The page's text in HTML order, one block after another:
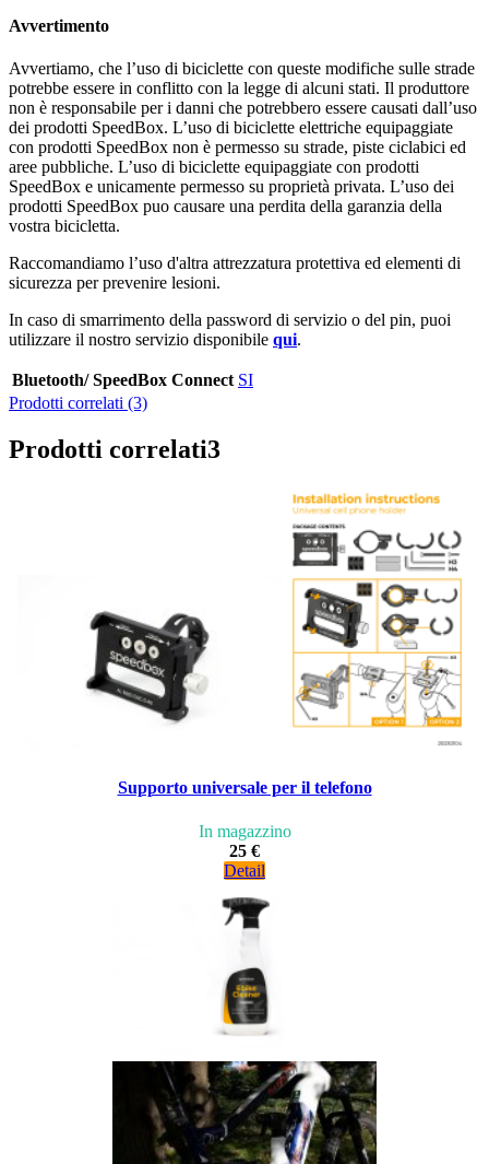
Avvertimento
Avvertiamo, che l’uso di biciclette con queste modifiche sulle strade
potrebbe essere in conflitto con la legge di alcuni stati. Il produttore
non è responsabile per i danni che potrebbero essere causati dall’uso
dei prodotti SpeedBox. L’uso di biciclette elettriche equipaggiate
con prodotti SpeedBox non è permesso su strade, piste ciclabici ed
aree pubbliche. L’uso di biciclette equipaggiate con prodotti
SpeedBox e unicamente permesso su proprietà privata. L’uso dei
prodotti SpeedBox puo causare una perdita della garanzia della
vostra bicicletta.
Raccomandiamo l’uso d'altra attrezzatura protettiva ed elementi di
sicurezza per prevenire lesioni.
In caso di smarrimento della password di servizio o del pin, puoi
utilizzare il nostro servizio disponibile qui.
Bluetooth/ SpeedBox Connect SI
Prodotti correlati (3)
Prodotti correlati3
Supporto universale per il telefono
In magazzino
25 €
Detail